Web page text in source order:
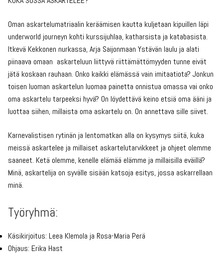
Oman askartelumatriaalin keräämisen kautta kuljetaan kipuillen läpi
underworld journeyn kohti kurssijuhlaa, katharsista ja katabasista.
Itkevä Kekkonen nurkassa, Arja Saijonmaan Ystävän laulu ja alati
piinaava omaan askarteluun liittyvä riittämättömyyden tunne eivät
jätä koskaan rauhaan. Onko kaikki elämässä vain imitaatiota? Jonkun
toisen luoman askartelun luomaa painetta onnistua omassa vai onko
oma askartelu tarpeeksi hyvä? On löydettävä keino etsiä oma ääni ja
luottaa siihen, millaista oma askartelu on. On annettava sille siivet.
Karnevalistisen rytinän ja lentomatkan alla on kysymys siitä, kuka
meissä askartelee ja millaiset askartelutarvikkeet ja ohjeet olemme
saaneet. Ketä olemme, kenelle elämää elämme ja millaisilla eväillä?
Minä, askartelija on syvälle sisään katsoja esitys, jossa askarrellaan
minä.
Työryhmä:
Käsikirjoitus: Leea Klemola ja Rosa-Maria Perä
Ohjaus: Erika Hast